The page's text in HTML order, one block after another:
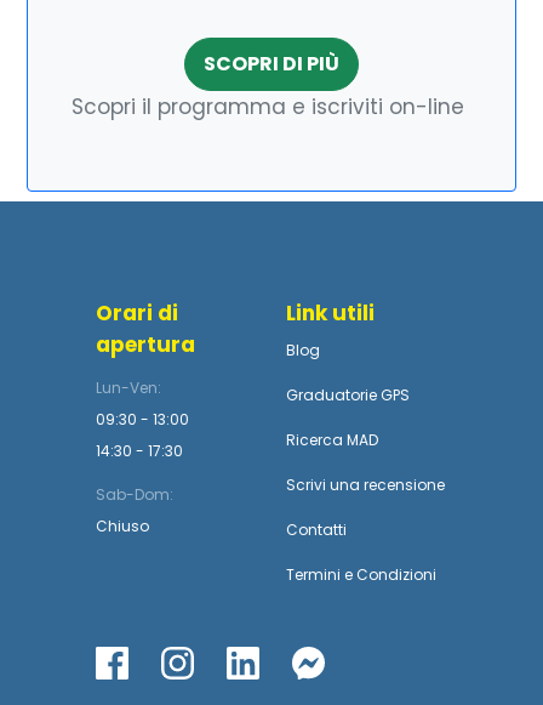
SCOPRI DI PIÙ
Scopri il programma e iscriviti on-line
Orari di
apertura
Lun-Ven:
09:30 - 13:00
14:30 - 17:30
Sab-Dom:
Chiuso
Link utili
Blog
Graduatorie GPS
Ricerca MAD
Scrivi una recensione
Contatti
Termini e Condizioni